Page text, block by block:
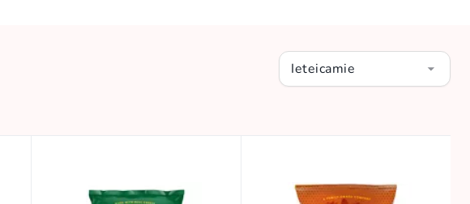
Ieteicamie